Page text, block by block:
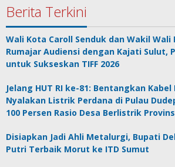
Berita Terkini
Wali Kota Caroll Senduk dan Wakil Wali
Rumajar Audiensi dengan Kajati Sulut,
untuk Sukseskan TIFF 2026
Jelang HUT RI ke-81: Bentangkan Kabel
Nyalakan Listrik Perdana di Pulau
100 Persen Rasio Desa Berlistrik
Disiapkan Jadi Ahli Metalurgi, Bupati
Putri Terbaik Morut ke ITD Sumut